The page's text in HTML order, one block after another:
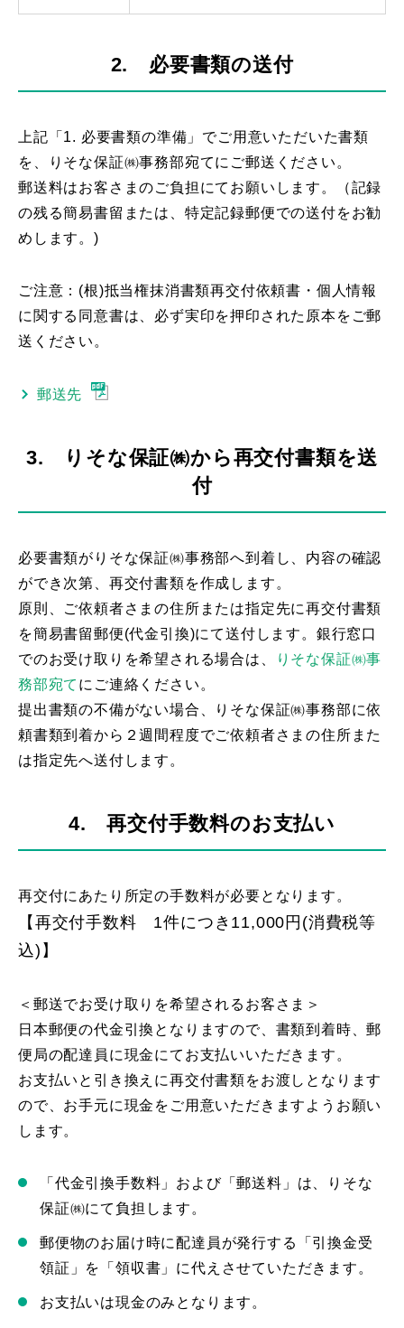
2. 必要書類の送付
上記「1. 必要書類の準備」でご用意いただいた書類
を、りそな保証㈱事務部宛てにご郵送ください。
郵送料はお客さまのご負担にてお願いします。（記録
の残る簡易書留または、特定記録郵便での送付をお勧
めします。)
ご注意：(根)抵当権抹消書類再交付依頼書・個人情報
に関する同意書は、必ず実印を押印された原本をご郵
送ください。
郵送先
3. りそな保証㈱から再交付書類を送
付
必要書類がりそな保証㈱事務部へ到着し、内容の確認
ができ次第、再交付書類を作成します。
原則、ご依頼者さまの住所または指定先に再交付書類
を簡易書留郵便(代金引換)にて送付します。銀行窓口
でのお受け取りを希望される場合は、
りそな保証㈱事
務部宛て にご連絡ください。
提出書類の不備がない場合、りそな保証㈱事務部に依
頼書類到着から２週間程度でご依頼者さまの住所また
は指定先へ送付します。
4. 再交付手数料のお支払い
再交付にあたり所定の手数料が必要となります。
【再交付手数料 1件につき11,000円(消費税等
込)】
＜郵送でお受け取りを希望されるお客さま＞
日本郵便の代金引換となりますので、書類到着時、郵
便局の配達員に現金にてお支払いいただきます。
お支払いと引き換えに再交付書類をお渡しとなります
ので、お手元に現金をご用意いただきますようお願い
します。
「代金引換手数料」および「郵送料」は、りそな
保証㈱にて負担します。
郵便物のお届け時に配達員が発行する「引換金受
領証」を「領収書」に代えさせていただきます。
お支払いは現金のみとなります。